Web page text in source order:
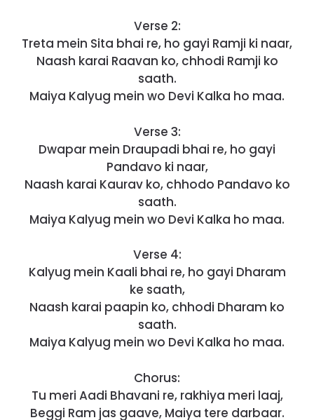
Verse 2:
Treta mein Sita bhai re, ho gayi Ramji ki naar,
Naash karai Raavan ko, chhodi Ramji ko
saath.
Maiya Kalyug mein wo Devi Kalka ho maa.
Verse 3:
Dwapar mein Draupadi bhai re, ho gayi
Pandavo ki naar,
Naash karai Kaurav ko, chhodo Pandavo ko
saath.
Maiya Kalyug mein wo Devi Kalka ho maa.
Verse 4:
Kalyug mein Kaali bhai re, ho gayi Dharam
ke saath,
Naash karai paapin ko, chhodi Dharam ko
saath.
Maiya Kalyug mein wo Devi Kalka ho maa.
Chorus:
Tu meri Aadi Bhavani re, rakhiya meri laaj,
Beggi Ram jas gaave, Maiya tere darbaar.